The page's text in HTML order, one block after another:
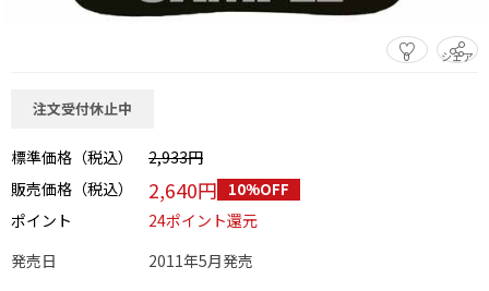
0 シェア
この商品をシェアする
注文受付休止中
標準価格（税込）
2,933円
販売価格（税込）
2,640円 10%OFF
ポイント
24ポイント還元
発売日
2011年5月発売